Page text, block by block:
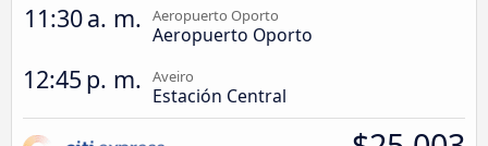
11:30 a. m. Aeropuerto Oporto
Aeropuerto Oporto
12:45 p. m. Aveiro
Estación Central